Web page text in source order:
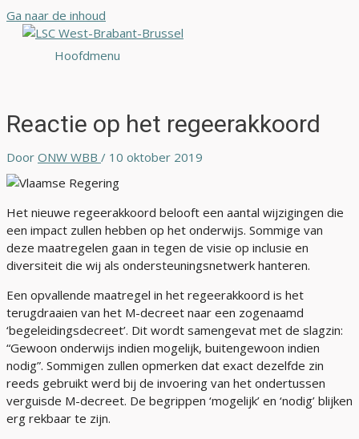
Ga naar de inhoud
Hoofdmenu
Reactie op het regeerakkoord
Door ONW WBB / 10 oktober 2019
Het nieuwe regeerakkoord belooft een aantal wijzigingen die
een impact zullen hebben op het onderwijs. Sommige van
deze maatregelen gaan in tegen de visie op inclusie en
diversiteit die wij als ondersteuningsnetwerk hanteren.
Een opvallende maatregel in het regeerakkoord is het
terugdraaien van het M-decreet naar een zogenaamd
‘begeleidingsdecreet’. Dit wordt samengevat met de slagzin:
“Gewoon onderwijs indien mogelijk, buitengewoon indien
nodig”. Sommigen zullen opmerken dat exact dezelfde zin
reeds gebruikt werd bij de invoering van het ondertussen
verguisde M-decreet. De begrippen ‘mogelijk’ en ‘nodig’ blijken
erg rekbaar te zijn.